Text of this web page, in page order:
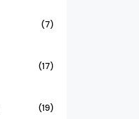
(7)
(17)
(19)